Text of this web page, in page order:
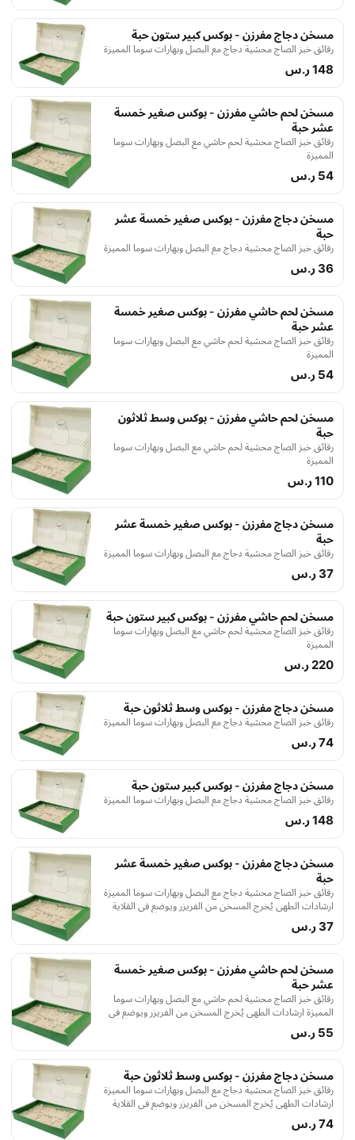
مسخن دجاج مفرزن - بوكس كبير ستون حبة
رقائق خبز الصاج محشية دجاج مع البصل وبهارات سوما المميزة
148 ر.س
مسخن لحم حاشي مفرزن - بوكس صغير خمسة
عشر حبة
رقائق خبز الصاج محشية لحم حاشي مع البصل وبهارات سوما
المميزة
54 ر.س
مسخن دجاج مفرزن - بوكس صغير خمسة عشر
حبة
رقائق خبز الصاج محشية دجاج مع البصل وبهارات سوما المميزة
36 ر.س
مسخن لحم حاشي مفرزن - بوكس صغير خمسة
عشر حبة
رقائق خبز الصاج محشية لحم حاشي مع البصل وبهارات سوما
المميزة
54 ر.س
مسخن لحم حاشي مفرزن - بوكس وسط ثلاثون
حبة
رقائق خبز الصاج محشية لحم حاشي مع البصل وبهارات سوما
المميزة
110 ر.س
مسخن دجاج مفرزن - بوكس صغير خمسة عشر
حبة
رقائق خبز الصاج محشية دجاج مع البصل وبهارات سوما المميزة
37 ر.س
مسخن لحم حاشي مفرزن - بوكس كبير ستون حبة
رقائق خبز الصاج محشية لحم حاشي مع البصل وبهارات سوما
المميزة
220 ر.س
مسخن دجاج مفرزن - بوكس وسط ثلاثون حبة
رقائق خبز الصاج محشية دجاج مع البصل وبهارات سوما المميزة
74 ر.س
مسخن دجاج مفرزن - بوكس كبير ستون حبة
رقائق خبز الصاج محشية دجاج مع البصل وبهارات سوما المميزة
148 ر.س
مسخن دجاج مفرزن - بوكس صغير خمسة عشر
حبة
رقائق خبز الصاج محشية دجاج مع البصل وبهارات سوما المميزة
ارشادات الطهي يُخرج المسخن من الفريزر ويوضع في القلاية
الهوائية أو الفرن يُطهى على درجة حرارة مئتان درجة مئوية لمدة
ستة دقائق أو حتى يصبح لونه ذهبي
37 ر.س
مسخن لحم حاشي مفرزن - بوكس صغير خمسة
عشر حبة
رقائق خبز الصاج محشية لحم حاشي مع البصل وبهارات سوما
المميزة ارشادات الطهي يُخرج المسخن من الفريزر ويوضع في
القلاية الهوائية أو الفرن يُطهى على درجة حرارة مئتان درجة مئوية
لمدة ستة دقائق أو حتى يصبح لونه ذهبي
55 ر.س
مسخن دجاج مفرزن - بوكس وسط ثلاثون حبة
رقائق خبز الصاج محشية دجاج مع البصل وبهارات سوما المميزة
ارشادات الطهي يُخرج المسخن من الفريزر ويوضع في القلاية
الهوائية أو الفرن يُطهى على درجة حرارة مئتان درجة مئوية لمدة
ستة دقائق أو حتى يصبح لونه ذهبي
74 ر.س